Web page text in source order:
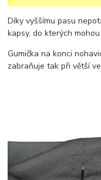
Díky vyššímu pasu
kapsy, do kterých
Gumička na konci
zabraňuje tak při větší